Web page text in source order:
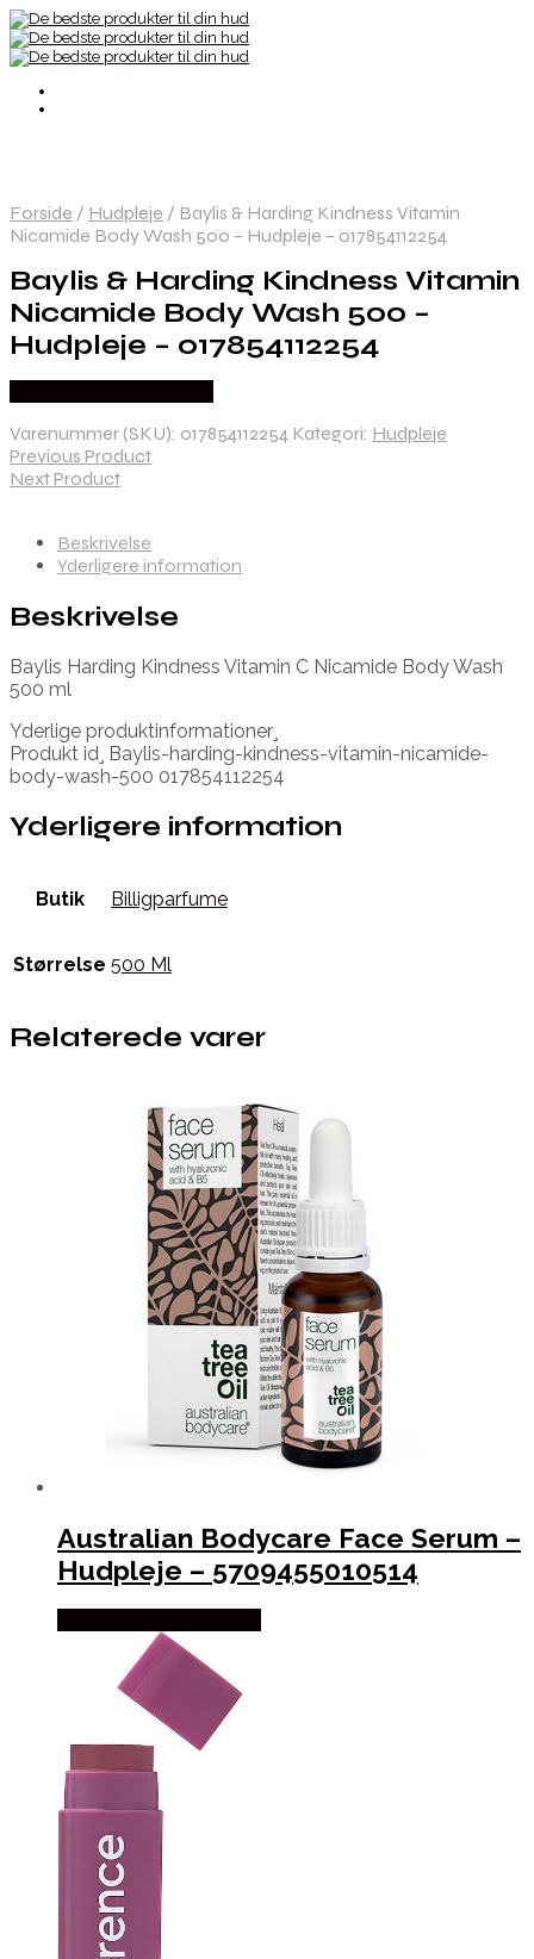
Forside / Hudpleje / Baylis & Harding Kindness Vitamin
Nicamide Body Wash 500 – Hudpleje – 017854112254
Baylis & Harding Kindness Vitamin
Nicamide Body Wash 500 –
Hudpleje – 017854112254
Varenummer (SKU): 017854112254 Kategori: Hudpleje
Previous Product
Next Product
Beskrivelse
Yderligere information
Beskrivelse
Baylis Harding Kindness Vitamin C Nicamide Body Wash
500 ml
Yderlige produktinformationer¸
Produkt id¸ Baylis-harding-kindness-vitamin-nicamide-
body-wash-500 017854112254
Yderligere information
Butik Billigparfume
Størrelse 500 Ml
Relaterede varer
Australian Bodycare Face Serum –
Hudpleje – 5709455010514